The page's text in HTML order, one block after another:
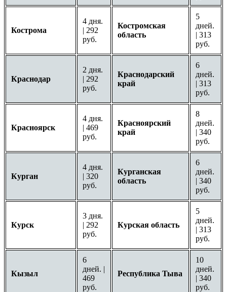
Кострома
4 дня.
| 292
руб.
Костромская
область
5
дней.
| 313
руб.
Краснодар
2 дня.
| 292
руб.
Краснодарский
край
6
дней.
| 313
руб.
Красноярск
4 дня.
| 469
руб.
Красноярский
край
8
дней.
| 340
руб.
Курган
4 дня.
| 320
руб.
Курганская
область
6
дней.
| 340
руб.
Курск
3 дня.
| 292
руб.
Курская область
5
дней.
| 313
руб.
Кызыл
6
дней. |
469
руб.
Республика Тыва
10
дней.
| 340
руб.